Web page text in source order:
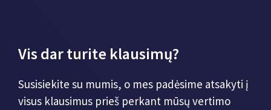
Vis dar turite klausimų?
Susisiekite su mumis, o mes padėsime atsakyti į
visus klausimus prieš perkant mūsų vertimo